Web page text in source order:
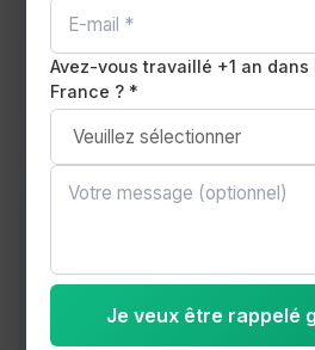
NXP Semiconductors Caen
collaborateurs) est un site
conception de puces
documentation technique,
d'équipe et les échanges
numérique Caen-La-Mer
entreprises tech de la
Pour ces profils, le TOEIC
Avez-vous travaillé +1 an
France ? *
Je veux être rappelé